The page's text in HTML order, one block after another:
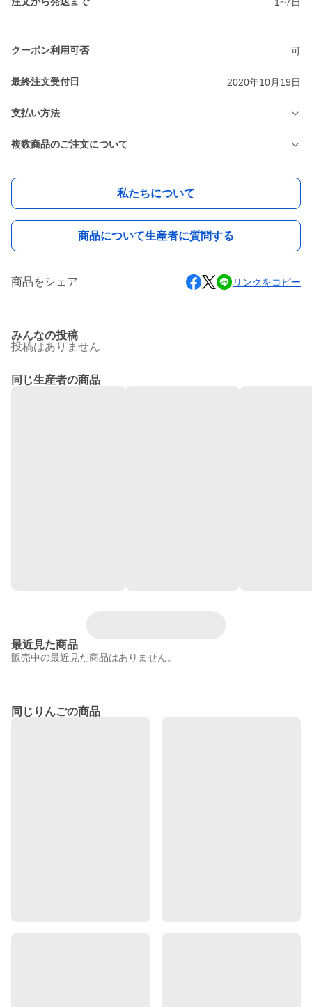
クーポン利用可否 可
最終注文受付日 2020年10月19日
支払い方法
複数商品のご注文について
私たちについて
商品について生産者に質問する
商品をシェア リンクをコピー
みんなの投稿
投稿はありません
同じ生産者の商品
最近見た商品
販売中の最近見た商品はありません。
同じりんごの商品